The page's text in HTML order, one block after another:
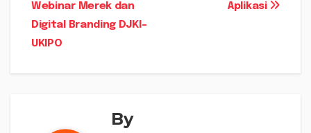
Aplikasi
Webinar Merek dan
Digital Branding DJKI–
UKIPO
By